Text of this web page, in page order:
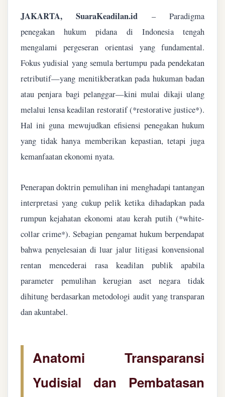
JAKARTA, SuaraKeadilan.id – Paradigma
penegakan hukum pidana di Indonesia tengah
mengalami pergeseran orientasi yang fundamental.
Fokus yudisial yang semula bertumpu pada pendekatan
retributif—yang menitikberatkan pada hukuman badan
atau penjara bagi pelanggar—kini mulai dikaji ulang
melalui lensa keadilan restoratif (*restorative justice*).
Hal ini guna mewujudkan efisiensi penegakan hukum
yang tidak hanya memberikan kepastian, tetapi juga
kemanfaatan ekonomi nyata.
Penerapan doktrin pemulihan ini menghadapi tantangan
interpretasi yang cukup pelik ketika dihadapkan pada
rumpun kejahatan ekonomi atau kerah putih (*white-
collar crime*). Sebagian pengamat hukum berpendapat
bahwa penyelesaian di luar jalur litigasi konvensional
rentan mencederai rasa keadilan publik apabila
parameter pemulihan kerugian aset negara tidak
dihitung berdasarkan metodologi audit yang transparan
dan akuntabel.
Anatomi Transparansi
Yudisial dan Pembatasan